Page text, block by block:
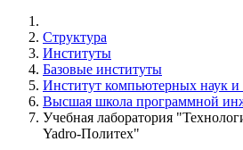
Структура
Институты
Базовые институты
Институт компьютерных наук и
Высшая школа программной
Учебная лаборатория
Yadro-Политех"